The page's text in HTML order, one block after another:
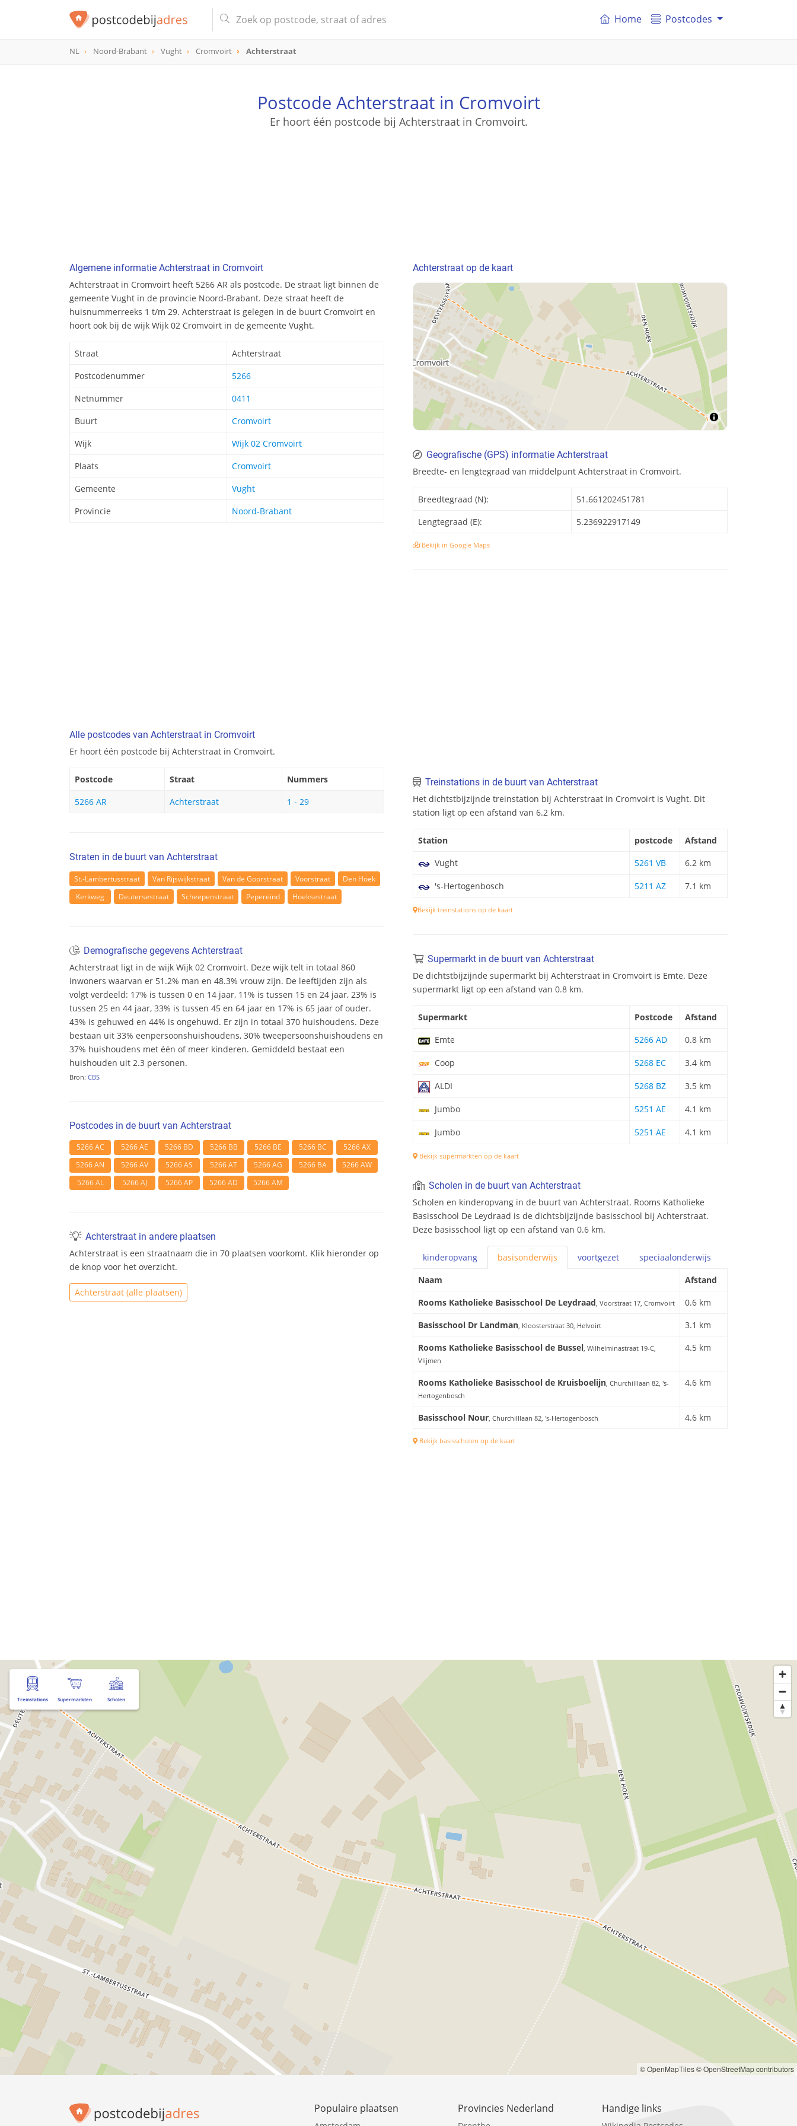
Home Postcodes
NL Noord-Brabant Vught Cromvoirt Achterstraat
Postcode Achterstraat in Cromvoirt
Er hoort één postcode bij Achterstraat in Cromvoirt.
Algemene informatie Achterstraat in Cromvoirt
Achterstraat in Cromvoirt heeft 5266 AR als postcode. De straat ligt binnen de
gemeente Vught in de provincie Noord-Brabant. Deze straat heeft de
huisnummerreeks 1 t/m 29. Achterstraat is gelegen in de buurt Cromvoirt en
hoort ook bij de wijk Wijk 02 Cromvoirt in de gemeente Vught.
Straat
Achterstraat
Postcodenummer
5266
Netnummer
0411
Buurt
Cromvoirt
Wijk
Wijk 02 Cromvoirt
Plaats
Cromvoirt
Gemeente
Vught
Provincie
Noord-Brabant
Alle postcodes van Achterstraat in Cromvoirt
Er hoort één postcode bij Achterstraat in Cromvoirt.
Postcode Straat
Nummers
5266 AR
Achterstraat 1 - 29
Straten in de buurt van Achterstraat
St.-Lambertusstraat Van Rijswijkstraat Van de Goorstraat Voorstraat
Den Hoek
Kerkweg
Deutersestraat Scheepenstraat Pepereind Hoeksestraat
Demografische gegevens Achterstraat
Achterstraat ligt in de wijk Wijk 02 Cromvoirt. Deze wijk telt in totaal 860
inwoners waarvan er 51.2% man en 48.3% vrouw zijn. De leeftijden zijn als
volgt verdeeld: 17% is tussen 0 en 14 jaar, 11% is tussen 15 en 24 jaar, 23% is
tussen 25 en 44 jaar, 33% is tussen 45 en 64 jaar en 17% is 65 jaar of ouder.
43% is gehuwed en 44% is ongehuwd. Er zijn in totaal 370 huishoudens. Deze
bestaan uit 33% eenpersoonshuishoudens, 30% tweepersoonshuishoudens en
37% huishoudens met één of meer kinderen. Gemiddeld bestaat een
huishouden uit 2.3 personen.
Bron: CBS
Postcodes in de buurt van Achterstraat
5266 AC 5266 AE 5266 BD 5266 BB 5266 BE 5266 BC
5266 AX
5266 AN
5266 AV 5266 AS 5266 AT 5266 AG 5266 BA
5266 AW
5266 AL
5266 AJ 5266 AP 5266 AD 5266 AM
Achterstraat in andere plaatsen
Achterstraat is een straatnaam die in 70 plaatsen voorkomt. Klik hieronder op
de knop voor het overzicht.
Achterstraat (alle plaatsen)
Achterstraat op de kaart
Geografische (GPS) informatie Achterstraat
Breedte- en lengtegraad van middelpunt Achterstraat in Cromvoirt.
Breedtegraad (N):
51.661202451781
Lengtegraad (E):
5.236922917149
Bekijk in Google Maps
Treinstations in de buurt van Achterstraat
Het dichtstbijzijnde treinstation bij Achterstraat in Cromvoirt is Vught. Dit
station ligt op een afstand van 6.2 km.
Station postcode
Afstand
Vught
5261 VB 6.2 km
's-Hertogenbosch 5211 AZ 7.1 km
Bekijk treinstations op de kaart
Supermarkt in de buurt van Achterstraat
De dichtstbijzijnde supermarkt bij Achterstraat in Cromvoirt is Emte. Deze
supermarkt ligt op een afstand van 0.8 km.
Supermarkt Postcode
Afstand
Emte
5266 AD 0.8 km
Coop 5268 EC 3.4 km
ALDI 5268 BZ 3.5 km
Jumbo 5251 AE 4.1 km
Jumbo 5251 AE 4.1 km
Bekijk supermarkten op de kaart
Scholen in de buurt van Achterstraat
Scholen en kinderopvang in de buurt van Achterstraat. Rooms Katholieke
Basisschool De Leydraad is de dichtsbijzijnde basisschool bij Achterstraat.
Deze basisschool ligt op een afstand van 0.6 km.
kinderopvang basisonderwijs voortgezet speciaalonderwijs
Naam
Afstand
Rooms Katholieke Basisschool De Leydraad, Voorstraat 17, Cromvoirt
0.6 km
Basisschool Dr Landman, Kloosterstraat 30, Helvoirt
3.1 km
Rooms Katholieke Basisschool de Bussel, Wilhelminastraat 19-C,
Vlijmen
4.5 km
Rooms Katholieke Basisschool de Kruisboelijn, Churchilllaan 82, 's-
Hertogenbosch
4.6 km
Basisschool Nour, Churchilllaan 82, 's-Hertogenbosch 4.6 km
Bekijk basisscholen op de kaart
Treinstations Supermarkten Scholen
© OpenMapTiles© OpenStreetMap contributors
Populaire plaatsen Provincies Nederland Handige links